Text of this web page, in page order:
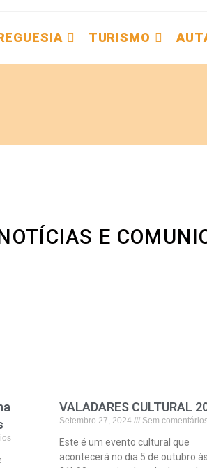
TURISMO
E
VALADARES CULTURAL
Setembro 27, 2024 Sem
Este é um evento cultural que
acontecerá no dia 5 de outubro às